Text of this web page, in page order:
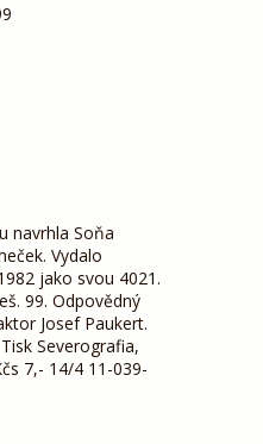
navrhla Soňa
Vydalo
jako svou 4021.
99. Odpovědný
Josef Paukert.
Severografia,
7,- 14/4 11-039-